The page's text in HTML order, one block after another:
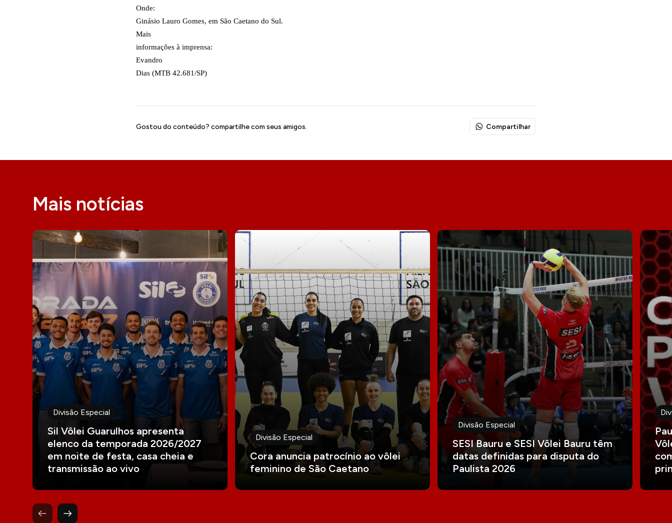
Onde:
Ginásio Lauro Gomes, em São Caetano do Sul.
Mais
informações à imprensa:
Evandro
Dias (MTB 42.681/SP)
Gostou do conteúdo? compartilhe com seus amigos. Compartilhar
Mais notícias
Divisão Especial
Sil Vôlei Guarulhos apresenta
elenco da temporada 2026/2027
em noite de festa, casa cheia e
transmissão ao vivo
Divisão Especial
Cora anuncia patrocínio ao vôlei
feminino de São Caetano
Divisão Especial
SESI Bauru e SESI Vôlei Bauru têm
datas definidas para disputa do
Paulista 2026